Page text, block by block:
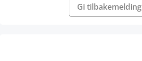
Gi tilbakemelding